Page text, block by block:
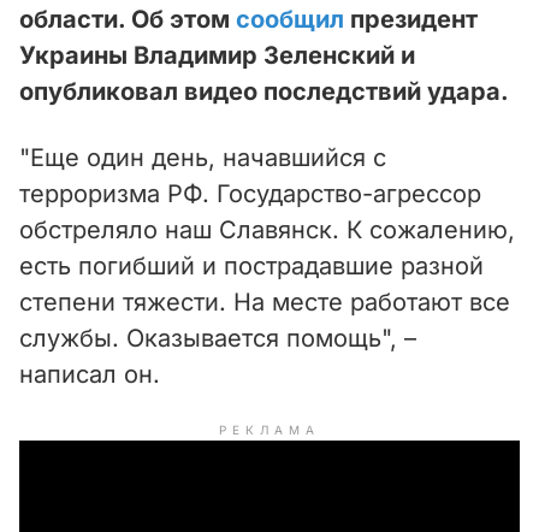
области. Об этом сообщил президент
Украины Владимир Зеленский и
опубликовал видео последствий удара.
"Еще один день, начавшийся с
терроризма РФ. Государство-агрессор
обстреляло наш Славянск. К сожалению,
есть погибший и пострадавшие разной
степени тяжести. На месте работают все
службы. Оказывается помощь", –
написал он.
РЕКЛАМА